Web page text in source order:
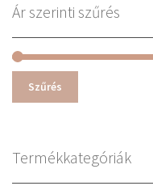
Ár szerinti szűrés
Szűrés
Termékkategóriák